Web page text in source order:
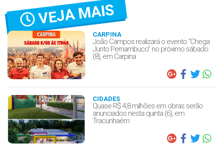
VEJA MAIS
CARPINA
João Campos realizará o evento “Chega
Junto Pernambuco” no próximo sábado
(8), em Carpina
CIDADES
Quase R$ 4,8 milhões em obras serão
anunciados nesta quinta (6), em
Tracunhaém